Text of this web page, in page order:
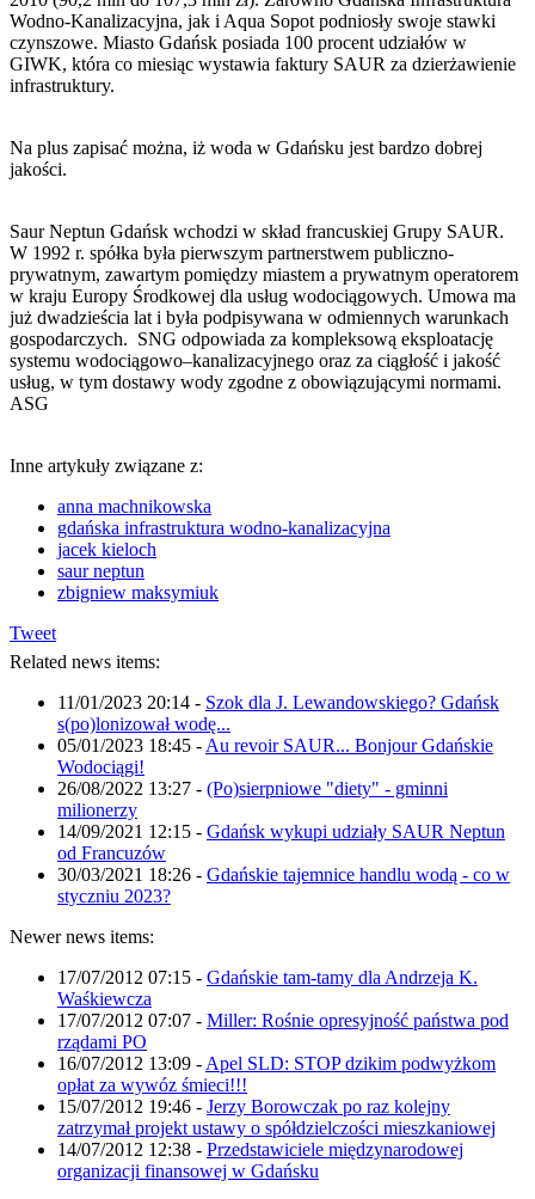
Wodno-Kanalizacyjna, jak i Aqua Sopot podniosły swoje stawki
czynszowe. Miasto Gdańsk posiada 100 procent udziałów w
GIWK, która co miesiąc wystawia faktury SAUR za dzierżawienie
infrastruktury.
Na plus zapisać można, iż woda w Gdańsku jest bardzo dobrej
jakości.
Saur Neptun Gdańsk wchodzi w skład francuskiej Grupy SAUR.
W 1992 r. spółka była pierwszym partnerstwem publiczno-
prywatnym, zawartym pomiędzy miastem a prywatnym operatorem
w kraju Europy Środkowej dla usług wodociągowych. Umowa ma
już dwadzieścia lat i była podpisywana w odmiennych warunkach
gospodarczych. SNG odpowiada za kompleksową eksploatację
systemu wodociągowo–kanalizacyjnego oraz za ciągłość i jakość
usług, w tym dostawy wody zgodne z obowiązującymi normami.
ASG
Inne artykuły związane z:
anna machnikowska
gdańska infrastruktura wodno-kanalizacyjna
jacek kieloch
saur neptun
zbigniew maksymiuk
Tweet
Related news items:
11/01/2023 20:14 - Szok dla J. Lewandowskiego? Gdańsk
s(po)lonizował wodę...
05/01/2023 18:45 - Au revoir SAUR... Bonjour Gdańskie
Wodociągi!
26/08/2022 13:27 - (Po)sierpniowe "diety" - gminni
milionerzy
14/09/2021 12:15 - Gdańsk wykupi udziały SAUR Neptun
od Francuzów
30/03/2021 18:26 - Gdańskie tajemnice handlu wodą - co w
styczniu 2023?
Newer news items:
17/07/2012 07:15 - Gdańskie tam-tamy dla Andrzeja K.
Waśkiewcza
17/07/2012 07:07 - Miller: Rośnie opresyjność państwa pod
rządami PO
16/07/2012 13:09 - Apel SLD: STOP dzikim podwyżkom
opłat za wywóz śmieci!!!
15/07/2012 19:46 - Jerzy Borowczak po raz kolejny
zatrzymał projekt ustawy o spółdzielczości mieszkaniowej
14/07/2012 12:38 - Przedstawiciele międzynarodowej
organizacji finansowej w Gdańsku